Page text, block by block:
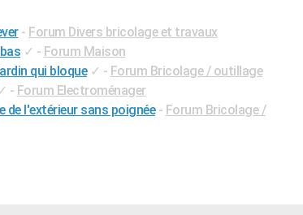
- Forum Divers bricolage et travaux
✓ - Forum Maison
qui bloque ✓ - Forum Bricolage / outillage
✓ - Forum Electroménager
de l'extérieur sans poignée - Forum Bricolage /